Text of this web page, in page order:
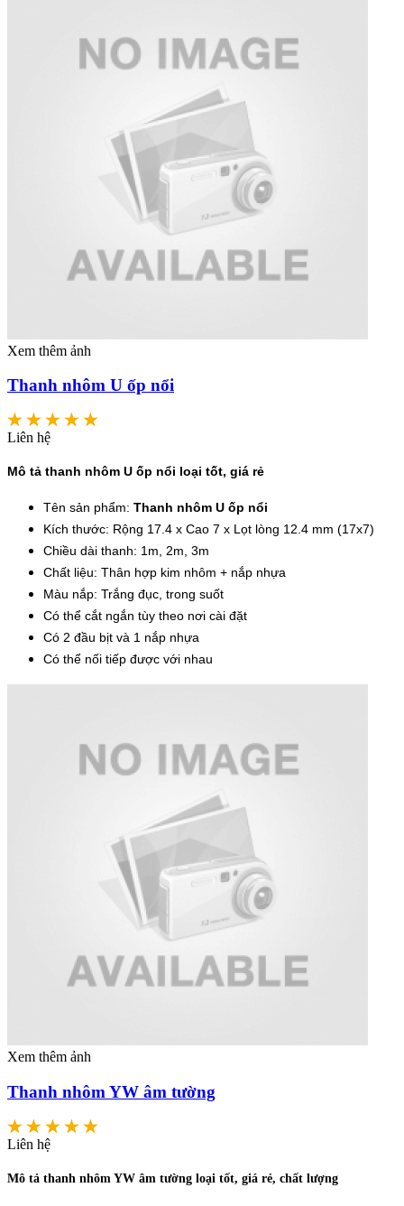
Xem thêm ảnh
Thanh nhôm U ốp nổi
Liên hệ
Mô tả thanh nhôm U ốp nổi loại tốt, giá rẻ
Tên sản phẩm: Thanh nhôm U ốp nổi
Kích thước: Rộng 17.4 x Cao 7 x Lọt lòng 12.4 mm (17x7)
Chiều dài thanh: 1m, 2m, 3m
Chất liệu: Thân hợp kim nhôm + nắp nhựa
Màu nắp: Trắng đục, trong suốt
Có thể cắt ngắn tùy theo nơi cài đặt
Có 2 đầu bịt và 1 nắp nhựa
Có thể nối tiếp được với nhau
Xem thêm ảnh
Thanh nhôm YW âm tường
Liên hệ
Mô tả thanh nhôm YW âm tường loại tốt, giá rẻ, chất lượng